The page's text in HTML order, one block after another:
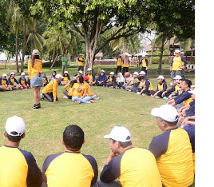
suatu konferensi maupun kelompok
Biasanya gala dinner diadakan
maupun sekaligus gathering suatu
Gala dinner identik dengan
maupun hotel. Dalam gala
akan menantikan jalannya suatu
menikmati hidangan lezat pada